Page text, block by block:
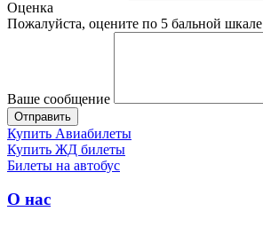
Оценка
Пожалуйста, оцените по 5 бальной шкале
Ваше сообщение
Купить Авиабилеты
Купить ЖД билеты
Билеты на автобус
О нас